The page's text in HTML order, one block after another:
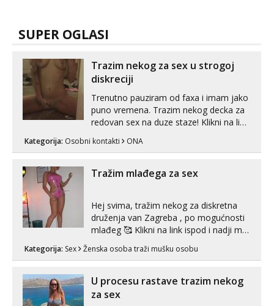
SUPER OGLASI
Trazim nekog za sex u strogoj
diskreciji
Trenutno pauziram od faxa i imam jako
puno vremena. Trazim nekog decka za
redovan sex na duze staze! Klikni na link
Kategorija: Osobni kontakti ONA
Tražim mlađega za sex
Hej svima, tražim nekog za diskretna
druženja van Zagreba , po mogućnosti
mlađeg 🥰 Klikni na link ispod i nadji me
Kategorija: Sex Ženska osoba traži mušku osobu
U procesu rastave trazim nekog
za sex